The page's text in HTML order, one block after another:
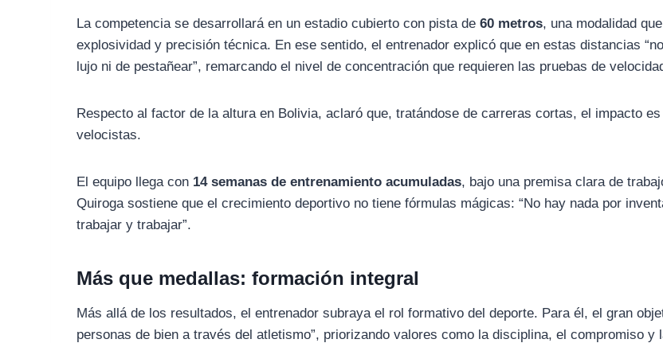
La competencia se desarrollará en un estadio cubierto con pista de60 metros, una modalidad
explosividad y precisión técnica. En ese sentido, el entrenador explicó que en estas distancias
lujo ni de pestañear”, remarcando el nivel de concentración que requieren las pruebas de
Respecto al factor de la altura en Bolivia, aclaró que, tratándose de carreras cortas, el impacto
velocistas.
El equipo llega con 14 semanas de entrenamiento acumuladas, bajo una premisa clara de
Quiroga sostiene que el crecimiento deportivo no tiene fórmulas mágicas: “No hay nada por
trabajar y trabajar”.
Más que medallas: formación integral
Más allá de los resultados, el entrenador subraya el rol formativo del deporte. Para él, el gran
personas de bien a través del atletismo”, priorizando valores como la disciplina, el compromiso y